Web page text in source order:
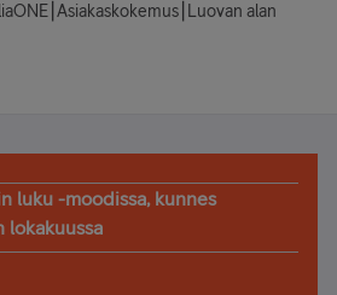
alan
luku -moodissa, kunnes
lokakuussa